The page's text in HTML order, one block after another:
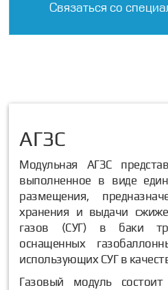
Связаться со
АГЗС
Модульная АГЗС
выполненное в виде
размещения,
хранения и выдачи
газов (СУГ) в баки
оснащенных
использующих СУГ в
Газовый модуль